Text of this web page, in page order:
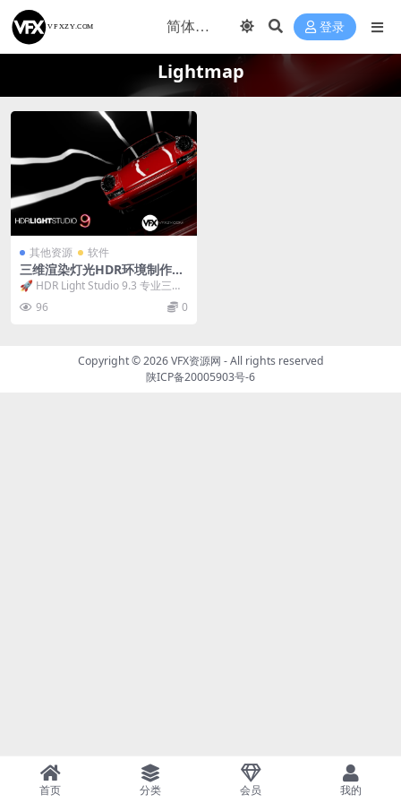
登录
Lightmap
其他资源 软件
三维渲染灯光HDR环境制作软
件 Lightmap HDR Light Stu
dio 9.3.0.2025.1221 Win破
解版
🚀 HDR Light Studio 9.3 专业三维
96 0
Copyright © 2026VFX资源网 - All rights reserved
陕ICP备20005903号-6
首页 分类 会员 我的